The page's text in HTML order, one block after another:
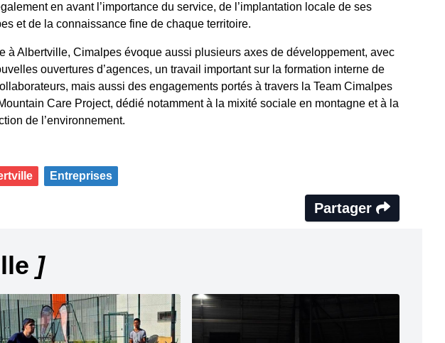
en avant l’importance du service, de l’implantation locale de ses
et de la connaissance fine de chaque territoire.
à Albertville, Cimalpes évoque aussi plusieurs axes de développement, avec
ouvertures d’agences, un travail important sur la formation interne de
mais aussi des engagements portés à travers la Team Cimalpes
Care Project, dédié notamment à la mixité sociale en montagne et à la
de l’environnement.
Entreprises
Partager
]